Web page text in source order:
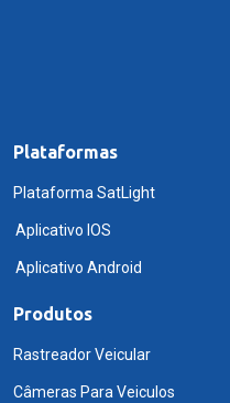
Plataformas
Plataforma SatLight
Aplicativo IOS
Aplicativo Android
Produtos
Rastreador Veicular
Câmeras Para Veiculos